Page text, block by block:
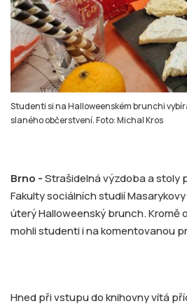
Studenti si na Halloweenském brunchi
slaného občerstvení. Foto: Michal Kros
Brno -Strašidelná výzdoba a stoly
Fakulty sociálních studií
úterý Halloweenský brunch. Kromě
mohli studenti i na komentovanou
Hned při vstupu do knihovny vítá